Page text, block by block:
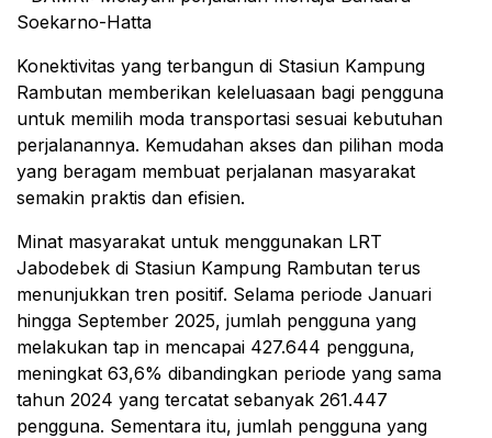
Soekarno-Hatta
Konektivitas yang terbangun di Stasiun Kampung
Rambutan memberikan keleluasaan bagi pengguna
untuk memilih moda transportasi sesuai kebutuhan
perjalanannya. Kemudahan akses dan pilihan moda
yang beragam membuat perjalanan masyarakat
semakin praktis dan efisien.
Minat masyarakat untuk menggunakan LRT
Jabodebek di Stasiun Kampung Rambutan terus
menunjukkan tren positif. Selama periode Januari
hingga September 2025, jumlah pengguna yang
melakukan tap in mencapai 427.644 pengguna,
meningkat 63,6% dibandingkan periode yang sama
tahun 2024 yang tercatat sebanyak 261.447
pengguna. Sementara itu, jumlah pengguna yang